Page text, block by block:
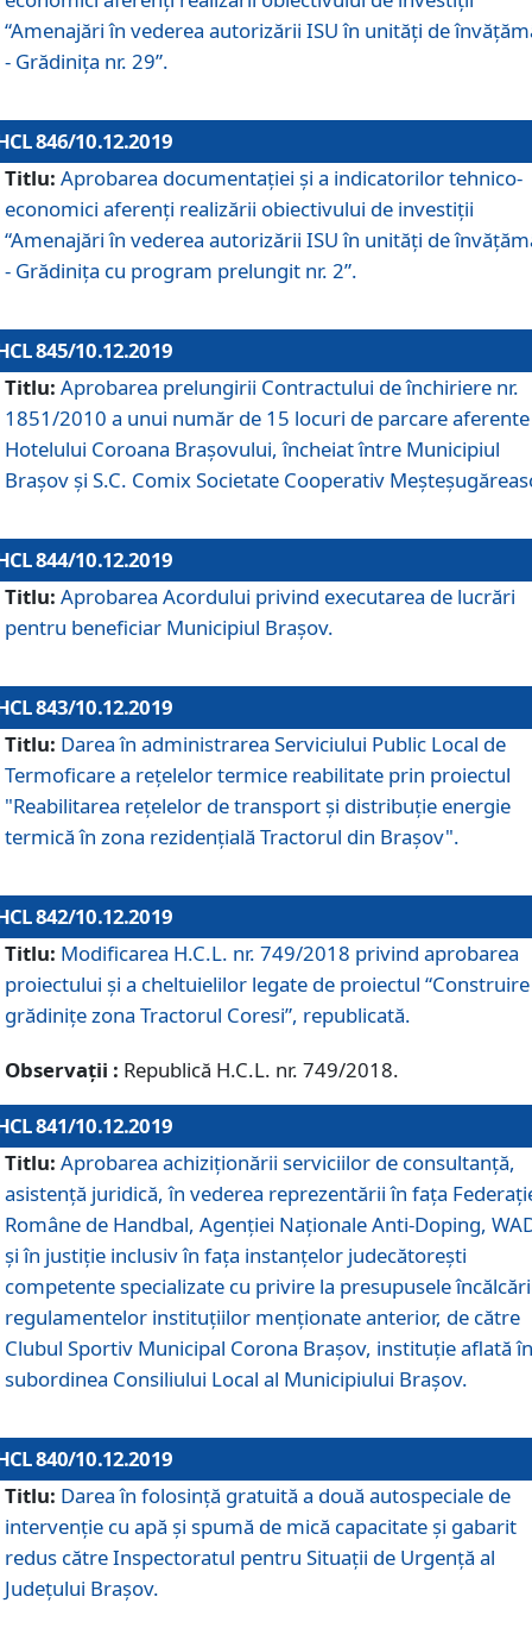
“Amenajări în vederea autorizării ISU în unități de
- Grădinița nr. 29”.
846/10.12.2019
Titlu: Aprobarea documentației și a indicatorilor tehnico-
economici aferenți realizării obiectivului de investiții
“Amenajări în vederea autorizării ISU în unități de
- Grădinița cu program prelungit nr. 2”.
845/10.12.2019
Titlu: Aprobarea prelungirii Contractului de închiriere nr.
1851/2010 a unui număr de 15 locuri de parcare aferente
Hotelului Coroana Brașovului, încheiat între Municipiul
Braşov şi S.C. Comix Societate Cooperativ
844/10.12.2019
Titlu: Aprobarea Acordului privind executarea de lucrări
pentru beneficiar Municipiul Brașov.
843/10.12.2019
Titlu: Darea în administrarea Serviciului Public Local de
Termoficare a rețelelor termice reabilitate prin proiectul
"Reabilitarea reţelelor de transport şi distribuţie energie
termică în zona rezidenţială Tractorul din Braşov".
842/10.12.2019
Titlu: Modificarea H.C.L. nr. 749/2018 privind aprobarea
proiectului și a cheltuielilor legate de proiectul “Construire
grădinițe zona Tractorul Coresi”, republicată.
Observații : Republică H.C.L. nr. 749/2018.
841/10.12.2019
Titlu: Aprobarea achiziționării serviciilor de consultanță,
asistență juridică, în vederea reprezentării în fața
Române de Handbal, Agenției Naționale Anti-Doping,
și în justiție inclusiv în fața instanțelor judecătorești
competente specializate cu privire la presupusele
regulamentelor instituțiilor menționate anterior, de către
Clubul Sportiv Municipal Corona Braşov, instituție aflată în
subordinea Consiliului Local al Municipiului Brașov.
840/10.12.2019
Titlu: Darea în folosință gratuită a două autospeciale de
intervenție cu apă și spumă de mică capacitate și gabarit
redus către Inspectoratul pentru Situaţii de Urgenţă al
Judeţului Brașov.